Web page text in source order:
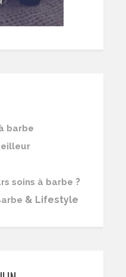
barbe
soins à barbe ?
& Lifestyle